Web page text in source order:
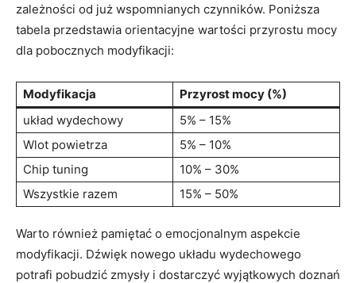
zależności od już wspomnianych czynników. Poniższa
tabela przedstawia orientacyjne wartości przyrostu mocy
dla pobocznych modyfikacji:
Modyfikacja
Przyrost mocy (%)
układ wydechowy
5% – 15%
Wlot powietrza
5% – 10%
Chip tuning
10% – 30%
Wszystkie razem
15% – 50%
Warto również pamiętać o emocjonalnym aspekcie
modyfikacji. Dźwięk nowego układu wydechowego
potrafi pobudzić zmysły i dostarczyć wyjątkowych doznań